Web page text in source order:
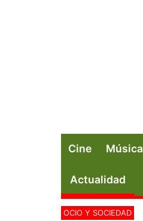
Cine
Actualidad
OCIO Y SOCIEDAD